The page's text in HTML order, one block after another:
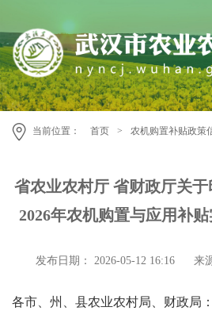
当前位置： 首页 > 农机购置补贴政策
省农业农村厅 省财政厅关于
2026年农机购置与应用补
发布日期： 2026-05-12 16:16 来
各市、州、县农业农村局、财政局：